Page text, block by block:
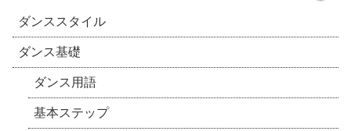
ダンススタイル
ダンス基礎
ダンス用語
基本ステップ